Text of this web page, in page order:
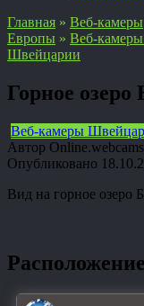
Главная » Веб-камеры
Европы » Веб-
Швейцарии
Горное озеро
Веб-камеры
Автор Online.webcams
Опубликовано
Вид на горное озеро